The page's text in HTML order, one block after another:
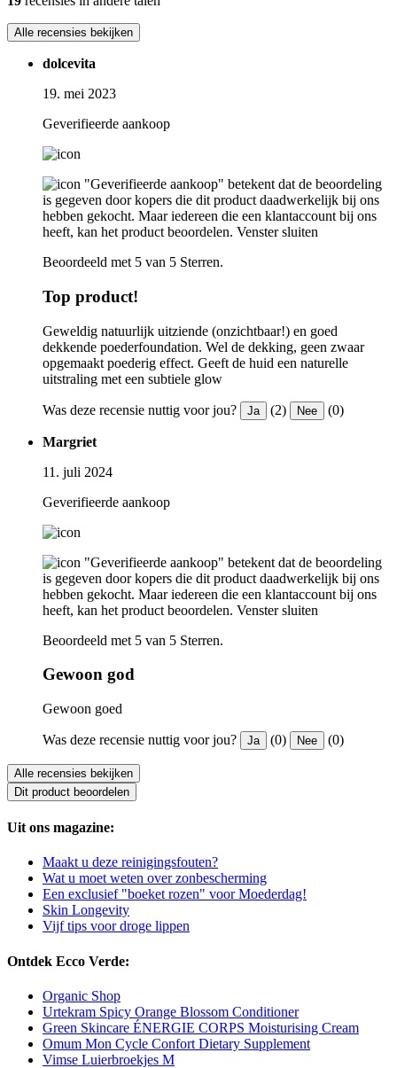
Alle recensies bekijken
dolcevita
19. mei 2023
Geverifieerde aankoop
"Geverifieerde aankoop" betekent dat de beoordeling
is gegeven door kopers die dit product daadwerkelijk bij ons
hebben gekocht. Maar iedereen die een klantaccount bij ons
heeft, kan het product beoordelen. Venster sluiten
Beoordeeld met 5 van 5 Sterren.
Top product!
Geweldig natuurlijk uitziende (onzichtbaar!) en goed
dekkende poederfoundation. Wel de dekking, geen zwaar
opgemaakt poederig effect. Geeft de huid een naturelle
uitstraling met een subtiele glow
Was deze recensie nuttig voor jou? Ja (2) Nee (0)
Margriet
11. juli 2024
Geverifieerde aankoop
"Geverifieerde aankoop" betekent dat de beoordeling
is gegeven door kopers die dit product daadwerkelijk bij ons
hebben gekocht. Maar iedereen die een klantaccount bij ons
heeft, kan het product beoordelen. Venster sluiten
Beoordeeld met 5 van 5 Sterren.
Gewoon god
Gewoon goed
Was deze recensie nuttig voor jou? Ja (0) Nee (0)
Alle recensies bekijken
Dit product beoordelen
Uit ons magazine:
Maakt u deze reinigingsfouten?
Wat u moet weten over zonbescherming
Een exclusief "boeket rozen" voor Moederdag!
Skin Longevity
Vijf tips voor droge lippen
Ontdek Ecco Verde:
Organic Shop
Urtekram Spicy Orange Blossom Conditioner
Green Skincare ÉNERGIE CORPS Moisturising Cream
Omum Mon Cycle Confort Dietary Supplement
Vimse Luierbroekjes M